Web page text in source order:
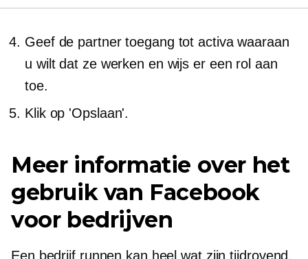
Geef de partner toegang tot activa waaraan
u wilt dat ze werken en wijs er een rol aan
toe.
Klik op 'Opslaan'.
Meer informatie over het
gebruik van Facebook
voor bedrijven
Een bedrijf runnen kan heel wat zijntijdrovend,